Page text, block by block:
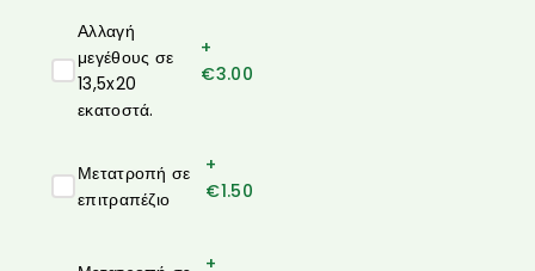
Αλλαγή
μεγέθους σε
13,5x20
εκατοστά.
+
€3.00
Μετατροπή σε
επιτραπέζιο
+
€1.50
+